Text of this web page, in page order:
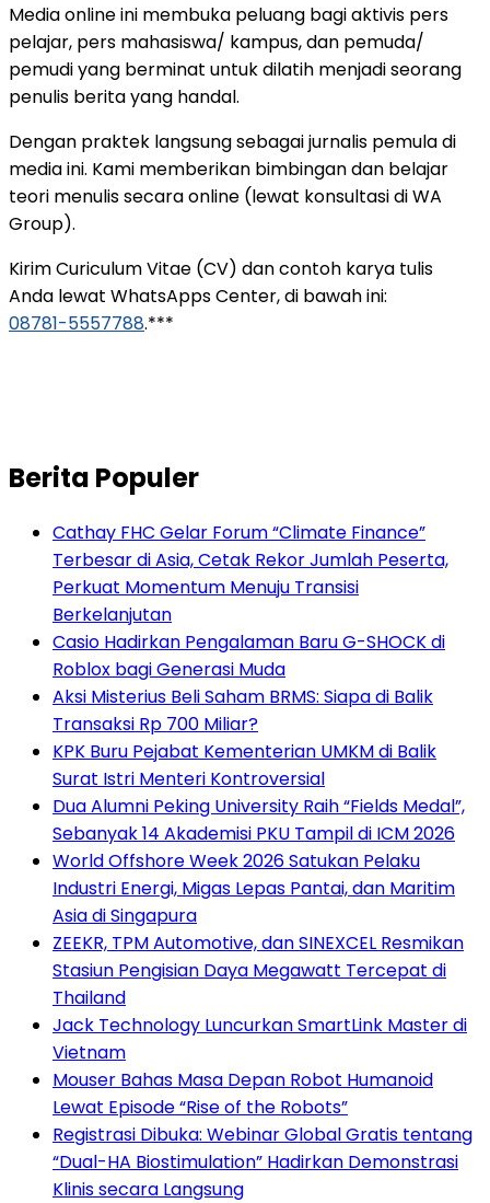
Media online ini membuka peluang bagi aktivis pers
pelajar, pers mahasiswa/ kampus, dan pemuda/
pemudi yang berminat untuk dilatih menjadi seorang
penulis berita yang handal.
Dengan praktek langsung sebagai jurnalis pemula di
media ini. Kami memberikan bimbingan dan belajar
teori menulis secara online (lewat konsultasi di WA
Group).
Kirim Curiculum Vitae (CV) dan contoh karya tulis
Anda lewat WhatsApps Center, di bawah ini:
08781-5557788.***
Berita Populer
Cathay FHC Gelar Forum “Climate Finance”
Terbesar di Asia, Cetak Rekor Jumlah Peserta,
Perkuat Momentum Menuju Transisi
Berkelanjutan
Casio Hadirkan Pengalaman Baru G-SHOCK di
Roblox bagi Generasi Muda
Aksi Misterius Beli Saham BRMS: Siapa di Balik
Transaksi Rp 700 Miliar?
KPK Buru Pejabat Kementerian UMKM di Balik
Surat Istri Menteri Kontroversial
Dua Alumni Peking University Raih “Fields Medal”,
Sebanyak 14 Akademisi PKU Tampil di ICM 2026
World Offshore Week 2026 Satukan Pelaku
Industri Energi, Migas Lepas Pantai, dan Maritim
Asia di Singapura
ZEEKR, TPM Automotive, dan SINEXCEL Resmikan
Stasiun Pengisian Daya Megawatt Tercepat di
Thailand
Jack Technology Luncurkan SmartLink Master di
Vietnam
Mouser Bahas Masa Depan Robot Humanoid
Lewat Episode “Rise of the Robots”
Registrasi Dibuka: Webinar Global Gratis tentang
“Dual-HA Biostimulation” Hadirkan Demonstrasi
Klinis secara Langsung